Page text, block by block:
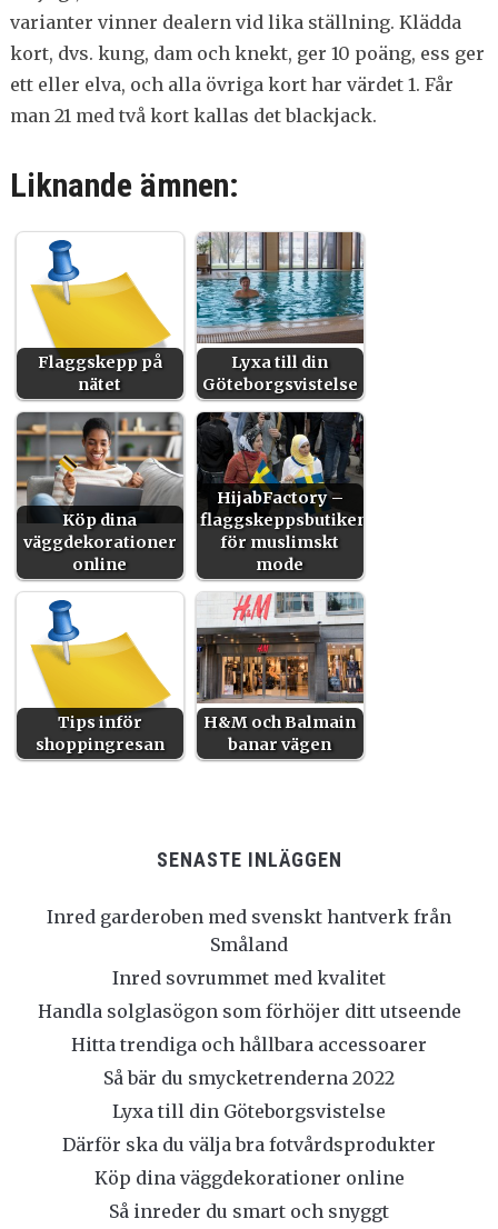
varianter vinner dealern vid lika ställning. Klädda
kort, dvs. kung, dam och knekt, ger 10 poäng, ess ger
ett eller elva, och alla övriga kort har värdet 1. Får
man 21 med två kort kallas det blackjack.
Liknande ämnen:
Flaggskepp på
nätet
Lyxa till din
Göteborgsvistelse
Köp dina
väggdekorationer
online
HijabFactory –
flaggskeppsbutiken
för muslimskt
mode
Tips inför
shoppingresan
H&M och Balmain
banar vägen
SENASTE INLÄGGEN
Inred garderoben med svenskt hantverk från
Småland
Inred sovrummet med kvalitet
Handla solglasögon som förhöjer ditt utseende
Hitta trendiga och hållbara accessoarer
Så bär du smycketrenderna 2022
Lyxa till din Göteborgsvistelse
Därför ska du välja bra fotvårdsprodukter
Köp dina väggdekorationer online
Så inreder du smart och snyggt